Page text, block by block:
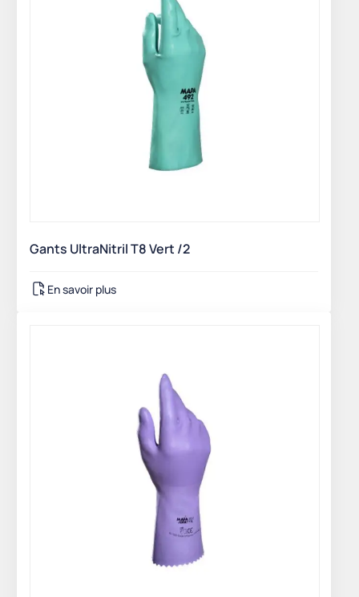
Gants UltraNitril T8 Vert /2
En savoir plus